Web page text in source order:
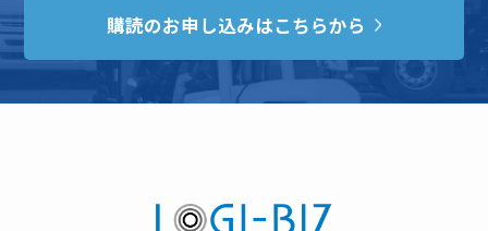
購読のお申し込みはこちらから